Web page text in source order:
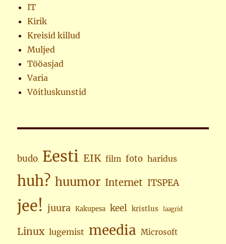
IT
Kirik
Kreisid killud
Muljed
Tööasjad
Varia
Võitluskunstid
budo Eesti EIK film foto haridus
huh? huumor Internet ITSPEA
jee! juura Kakupesa keel kristlus laagrid
Linux lugemist meedia Microsoft